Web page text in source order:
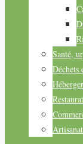
Santé,
Déchets